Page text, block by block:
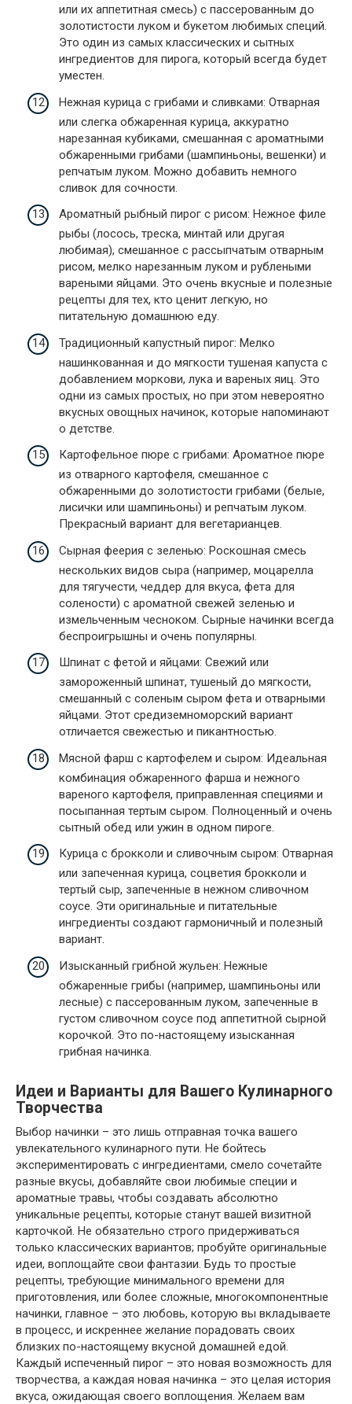
или их аппетитная смесь) с пассерованным до
золотистости луком и букетом любимых специй.
Это один из самых классических и сытных
ингредиентов для пирога, который всегда будет
уместен.
Нежная курица с грибами и сливками: Отварная
или слегка обжаренная курица, аккуратно
нарезанная кубиками, смешанная с ароматными
обжаренными грибами (шампиньоны, вешенки) и
репчатым луком. Можно добавить немного
сливок для сочности.
Ароматный рыбный пирог с рисом: Нежное филе
рыбы (лосось, треска, минтай или другая
любимая), смешанное с рассыпчатым отварным
рисом, мелко нарезанным луком и рублеными
вареными яйцами. Это очень вкусные и полезные
рецепты для тех, кто ценит легкую, но
питательную домашнюю еду.
Традиционный капустный пирог: Мелко
нашинкованная и до мягкости тушеная капуста с
добавлением моркови, лука и вареных яиц. Это
одни из самых простых, но при этом невероятно
вкусных овощных начинок, которые напоминают
о детстве.
Картофельное пюре с грибами: Ароматное пюре
из отварного картофеля, смешанное с
обжаренными до золотистости грибами (белые,
лисички или шампиньоны) и репчатым луком.
Прекрасный вариант для вегетарианцев.
Сырная феерия с зеленью: Роскошная смесь
нескольких видов сыра (например, моцарелла
для тягучести, чеддер для вкуса, фета для
солености) с ароматной свежей зеленью и
измельченным чесноком. Сырные начинки всегда
беспроигрышны и очень популярны.
Шпинат с фетой и яйцами: Свежий или
замороженный шпинат, тушеный до мягкости,
смешанный с соленым сыром фета и отварными
яйцами. Этот средиземноморский вариант
отличается свежестью и пикантностью.
Мясной фарш с картофелем и сыром: Идеальная
комбинация обжаренного фарша и нежного
вареного картофеля, приправленная специями и
посыпанная тертым сыром. Полноценный и очень
сытный обед или ужин в одном пироге.
Курица с брокколи и сливочным сыром: Отварная
или запеченная курица, соцветия брокколи и
тертый сыр, запеченные в нежном сливочном
соусе. Эти оригинальные и питательные
ингредиенты создают гармоничный и полезный
вариант.
Изысканный грибной жульен: Нежные
обжаренные грибы (например, шампиньоны или
лесные) с пассерованным луком, запеченные в
густом сливочном соусе под аппетитной сырной
корочкой. Это по-настоящему изысканная
грибная начинка.
Идеи и Варианты для Вашего Кулинарного
Творчества
Выбор начинки – это лишь отправная точка вашего
увлекательного кулинарного пути. Не бойтесь
экспериментировать с ингредиентами, смело сочетайте
разные вкусы, добавляйте свои любимые специи и
ароматные травы, чтобы создавать абсолютно
уникальные рецепты, которые станут вашей визитной
карточкой. Не обязательно строго придерживаться
только классических вариантов; пробуйте оригинальные
идеи, воплощайте свои фантазии. Будь то простые
рецепты, требующие минимального времени для
приготовления, или более сложные, многокомпонентные
начинки, главное – это любовь, которую вы вкладываете
в процесс, и искреннее желание порадовать своих
близких по-настоящему вкусной домашней едой.
Каждый испеченный пирог – это новая возможность для
творчества, а каждая новая начинка – это целая история
вкуса, ожидающая своего воплощения. Желаем вам